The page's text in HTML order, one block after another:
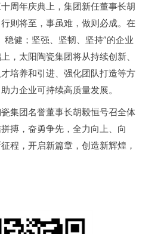
周年庆典上，集团新任董事长胡
则将至，事虽难，做则必成。在
稳健；坚强、坚韧、坚持”的企业
，太阳陶瓷集团将从持续创新、
培养和引进、强化团队打造等方
力企业可持续高质量发展。
集团名誉董事长胡毅恒号召全体
搏，奋勇争先，全力向上、向
程，开启新篇章，创造新辉煌，